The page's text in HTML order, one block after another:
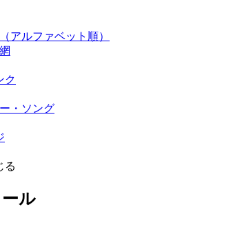
アルファベット順）
ク
・ソング
る
ル